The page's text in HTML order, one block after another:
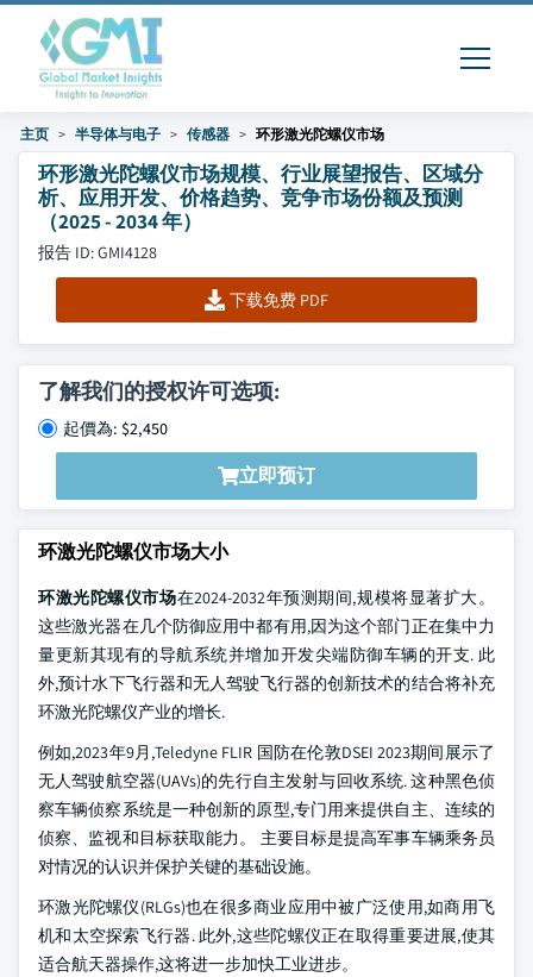
主页 半导体与电子 传感器 环形激光陀螺仪市场
环形激光陀螺仪市场规模、行业展望报告、区域分
析、应用开发、价格趋势、竞争市场份额及预测
（2025 - 2034 年）
报告 ID: GMI4128
下载免费 PDF
了解我们的授权许可选项:
起價為: $2,450
立即预订
环激光陀螺仪市场大小
环激光陀螺仪市场在2024-2032年预测期间,规模将显著扩大。
这些激光器在几个防御应用中都有用,因为这个部门正在集中力
量更新其现有的导航系统并增加开发尖端防御车辆的开支. 此
外,预计水下飞行器和无人驾驶飞行器的创新技术的结合将补充
环激光陀螺仪产业的增长.
例如,2023年9月,Teledyne FLIR 国防在伦敦DSEI 2023期间展示了
无人驾驶航空器(UAVs)的先行自主发射与回收系统. 这种黑色侦
察车辆侦察系统是一种创新的原型,专门用来提供自主、连续的
侦察、监视和目标获取能力。 主要目标是提高军事车辆乘务员
对情况的认识并保护关键的基础设施。
环激光陀螺仪(RLGs)也在很多商业应用中被广泛使用,如商用飞
机和太空探索飞行器. 此外,这些陀螺仪正在取得重要进展,使其
适合航天器操作,这将进一步加快工业进步。